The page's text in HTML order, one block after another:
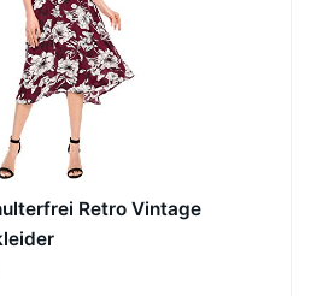
Retro Vintage